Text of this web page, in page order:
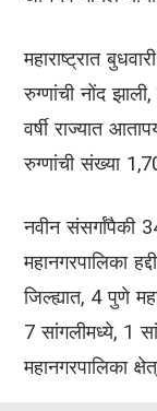
महाराष्ट्रात
रुग्णांची नोंद
वर्षी राज्यात
रुग्णांची संख्या
नवीन संसर्गांपैकी
महानगरपालिका
जिल्ह्यात, 4 पुणे
7 सांगलीमध्ये, 1
महानगरपालिका